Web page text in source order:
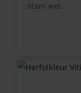
stam wel.